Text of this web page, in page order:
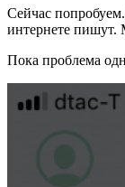
Сейчас
интернете пишут.
Пока проблема